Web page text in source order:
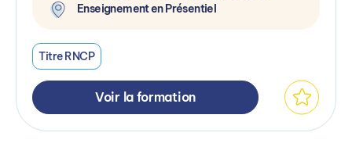
Enseignement en Présentiel
Titre RNCP
Voir la formation